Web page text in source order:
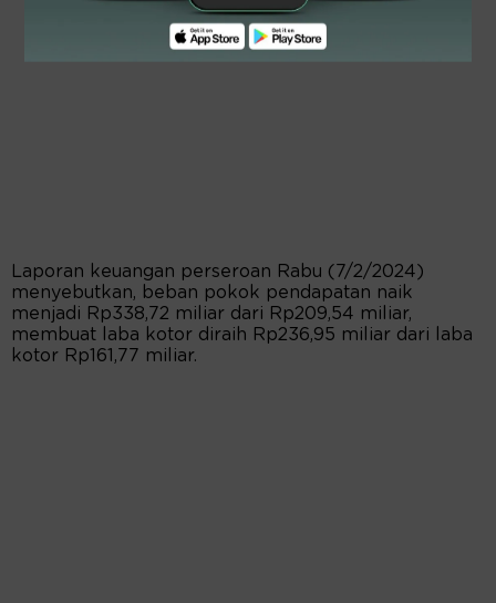
Laporan keuangan perseroan Rabu (7/2/2024)
menyebutkan, beban pokok pendapatan naik
menjadi Rp338,72 miliar dari Rp209,54 miliar,
membuat laba kotor diraih Rp236,95 miliar dari laba
kotor Rp161,77 miliar.